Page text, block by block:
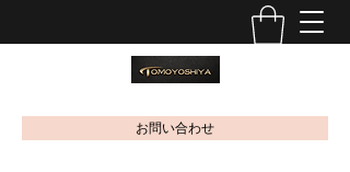
お問い合わせ